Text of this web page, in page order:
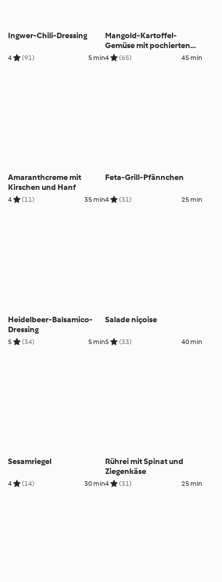
Ingwer-Chili-Dressing
4 (91) 5 min
Mangold-Kartoffel-
Gemüse mit pochierten
Eiern
4 (65) 45 min
Amaranthcreme mit
Kirschen und Hanf
4 (11) 35 min
Feta-Grill-Pfännchen
4 (31) 25 min
Heidelbeer-Balsamico-
Dressing
5 (34) 5 min
Salade niçoise
5 (33) 40 min
Sesamriegel
4 (14) 30 min
Rührei mit Spinat und
Ziegenkäse
4 (31) 25 min